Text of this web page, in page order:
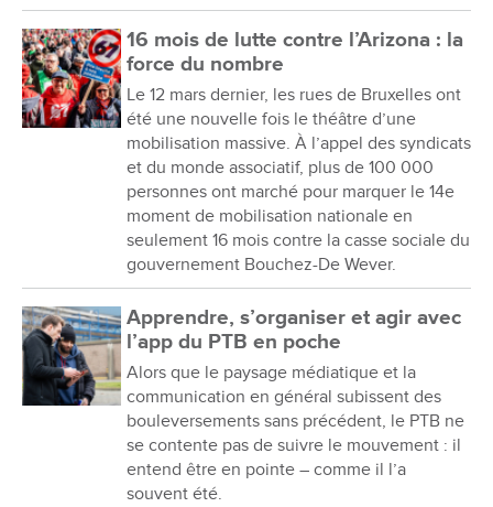
16 mois de lutte contre l’Arizona : la
force du nombre
Le 12 mars dernier, les rues de Bruxelles ont
été une nouvelle fois le théâtre d’une
mobilisation massive. À l’appel des syndicats
et du monde associatif, plus de 100 000
personnes ont marché pour marquer le 14e
moment de mobilisation nationale en
seulement 16 mois contre la casse sociale du
gouvernement Bouchez-De Wever.
Apprendre, s’organiser et agir avec
l’app du PTB en poche
Alors que le paysage médiatique et la
communication en général subissent des
bouleversements sans précédent, le PTB ne
se contente pas de suivre le mouvement : il
entend être en pointe – comme il l’a
souvent été.